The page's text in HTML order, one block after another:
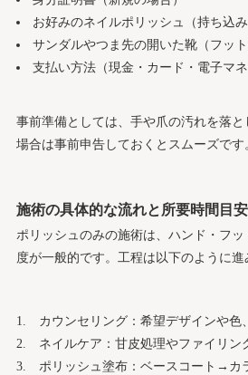
お好みのネイルポリッシュ（持ち込み
サンダルやつま先の開いた靴（フッ
支払い方法（現金・カード・電子マネ
事前準備としては、手や爪の汚れを落
場合は事前申告しておくとスムーズです
施術の具体的な流れと所要時間目安
ポリッシュのみの施術は、ハンド・フッ
度が一般的です。工程は以下のように進
カウンセリング：希望デザインや色
ネイルケア：甘皮処理やファイリン
ポリッシュ塗布：ベースコート→カ